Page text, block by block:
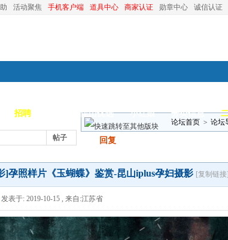
活动聚焦 手机客户端 道具中心 商家认证 勋章中心 诚信认证
招聘 昆山优选 小红娘 分类信息
帖子
论坛首页 > 论坛
回复
]孕照样片《玉蝴蝶》鉴赏-昆山iplus孕妇摄影 [复制链接]
发表于: 2019-10-15 , 来自:江苏省